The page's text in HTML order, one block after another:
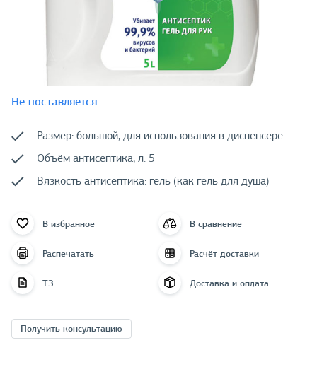
Не поставляется
Размер: большой, для использования в диспенсере
Объём антисептика, л: 5
Вязкость антисептика: гель (как гель для душа)
В избранное В сравнение
Распечатать Расчёт доставки
ТЗ Доставка и оплата
Получить консультацию